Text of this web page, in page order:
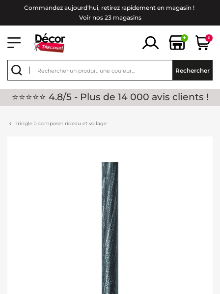
Commandez aujourd'hui, retirez rapidement en magasin !
Voir nos 23 magasins
+ 0
Rechercher
⭐⭐⭐⭐⭐ 4.8/5 - Plus de 14 000 avis clients !
Tringle à composer rideau et voilage